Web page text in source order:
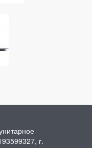
г.